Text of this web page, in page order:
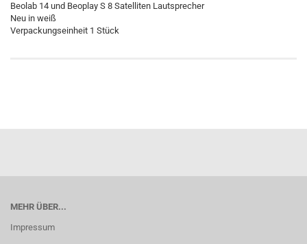
Beolab 14 und Beoplay S 8 Satelliten Lautsprecher
Neu in weiß
Verpackungseinheit 1 Stück
MEHR ÜBER...
Impressum